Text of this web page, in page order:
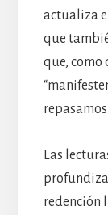
actualiza
que
que, como
repasamos
Las
redención